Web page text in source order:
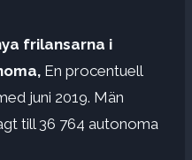
frilansarna i
En procentuell
juni 2019. Män
till 36 764 autonoma